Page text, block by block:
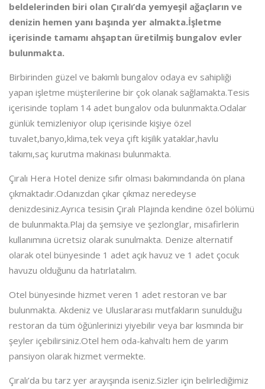
beldelerinden biri olan Çıralı’da yemyeşil ağaçların ve
denizin hemen yanı başında yer almakta.İşletme
içerisinde tamamı ahşaptan üretilmiş bungalov evler
bulunmakta.
Birbirinden güzel ve bakımlı bungalov odaya ev sahipliği
yapan işletme müşterilerine bir çok olanak sağlamakta.Tesis
içerisinde toplam 14 adet bungalov oda bulunmakta.Odalar
günlük temizleniyor olup içerisinde kişiye özel
tuvalet,banyo,klima,tek veya çift kişilik yataklar,havlu
takımı,saç kurutma makinası bulunmakta.
Çıralı Hera Hotel denize sıfır olması bakımındanda ön plana
çıkmaktadır.Odanızdan çıkar çıkmaz neredeyse
denizdesiniz.Ayrıca tesisin Çıralı Plajında kendine özel bölümü
de bulunmakta.Plaj da şemsiye ve şezlonglar, misafirlerin
kullanımına ücretsiz olarak sunulmakta. Denize alternatif
olarak otel bünyesinde 1 adet açık havuz ve 1 adet çocuk
havuzu olduğunu da hatırlatalım.
Otel bünyesinde hizmet veren 1 adet restoran ve bar
bulunmakta. Akdeniz ve Uluslararası mutfakların sunulduğu
restoran da tüm öğünlerinizi yiyebilir veya bar kısmında bir
şeyler içebilirsiniz.Otel hem oda-kahvaltı hem de yarım
pansiyon olarak hizmet vermekte.
Çıralı’da bu tarz yer arayışında iseniz.Sizler için belirlediğimiz